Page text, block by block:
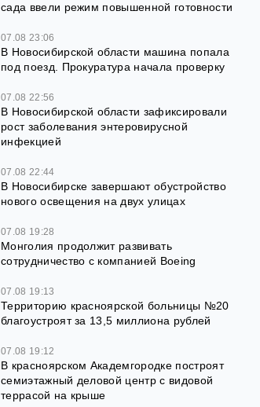
сада ввели режим повышенной готовности
07.08 23:06
В Новосибирской области машина попала
под поезд. Прокуратура начала проверку
07.08 22:56
В Новосибирской области зафиксировали
рост заболевания энтеровирусной
инфекцией
07.08 22:44
В Новосибирске завершают обустройство
нового освещения на двух улицах
07.08 19:28
Монголия продолжит развивать
сотрудничество с компанией Boeing
07.08 19:13
Территорию красноярской больницы №20
благоустроят за 13,5 миллиона рублей
07.08 19:12
В красноярском Академгородке построят
семиэтажный деловой центр с видовой
террасой на крыше